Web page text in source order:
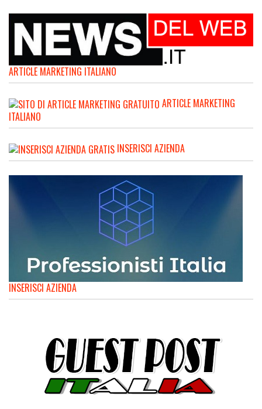
ARTICLE MARKETING ITALIANO
ARTICLE MARKETING
ITALIANO
INSERISCI AZIENDA
INSERISCI AZIENDA